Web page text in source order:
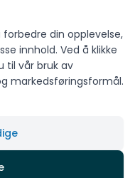
din opplevelse,
innhold. Ved å klikke
til vår bruk av
markedsføringsformål.